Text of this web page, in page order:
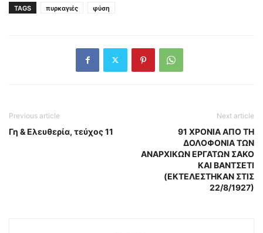
TAGS πυρκαγιές φύση
Previous article
Γη & Ελευθερία, τεύχος 11
Next article
91 ΧΡΟΝΙΑ ΑΠΟ ΤΗ
ΔΟΛΟΦΟΝΙΑ ΤΩΝ
ΑΝΑΡΧΙΚΩΝ ΕΡΓΑΤΩΝ ΣΑΚΟ
ΚΑΙ ΒΑΝΤΣΕΤΙ
(EKTΕΛΕΣΤΗΚΑΝ ΣΤΙΣ
22/8/1927)